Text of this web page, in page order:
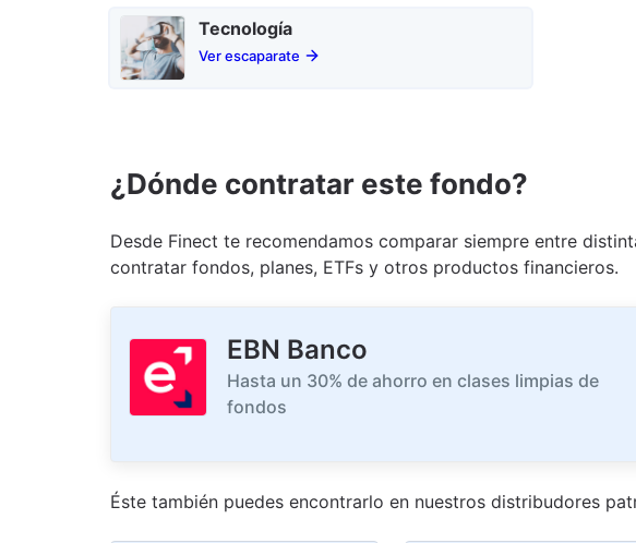
Tecnología
Ver escaparate
¿Dónde contratar este fondo?
Desde Finect te recomendamos comparar siempre entre
contratar fondos, planes, ETFs y otros productos financieros.
EBN Banco
Hasta un 30% de ahorro en clases limpias de
fondos
Éste también puedes encontrarlo en nuestros distribudores